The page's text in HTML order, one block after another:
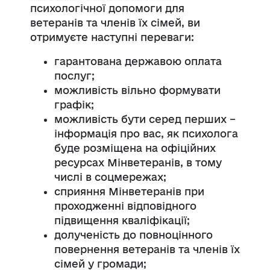
психологічної допомоги для
ветеранів та членів їх сімей, ви
отримуєте наступні переваги:
гарантована державою оплата
послуг;
можливість вільно формувати
графік;
можливість бути серед перших –
інформація про вас, як психолога
буде розміщена на офіційних
ресурсах Мінветеранів, в тому
числі в соцмережах;
сприяння Мінветеранів при
проходженні відповідного
підвищення кваліфікації;
долученість до повноцінного
повернення ветеранів та членів їх
сімей у громади;